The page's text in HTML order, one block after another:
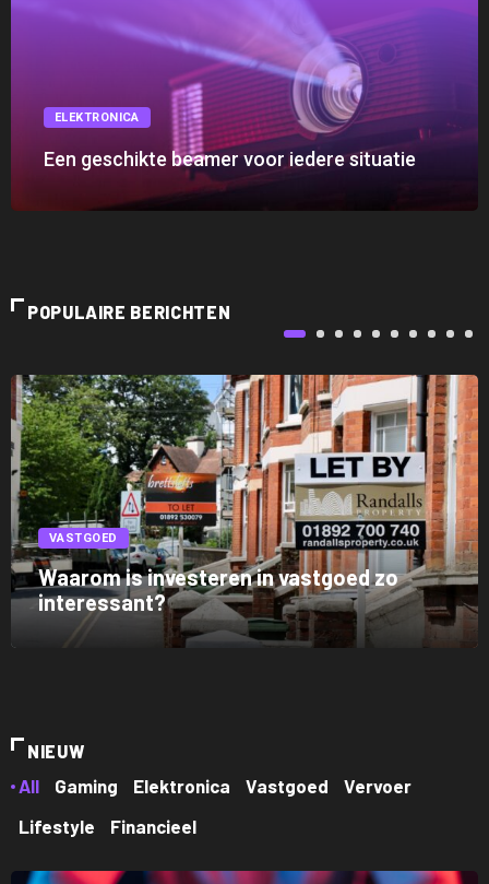
ELEKTRONICA
Een geschikte beamer voor iedere situatie
POPULAIRE BERICHTEN
VASTGOED
Waarom is investeren in vastgoed zo
interessant?
NIEUW
All Gaming Elektronica Vastgoed
Vervoer
Lifestyle
Financieel